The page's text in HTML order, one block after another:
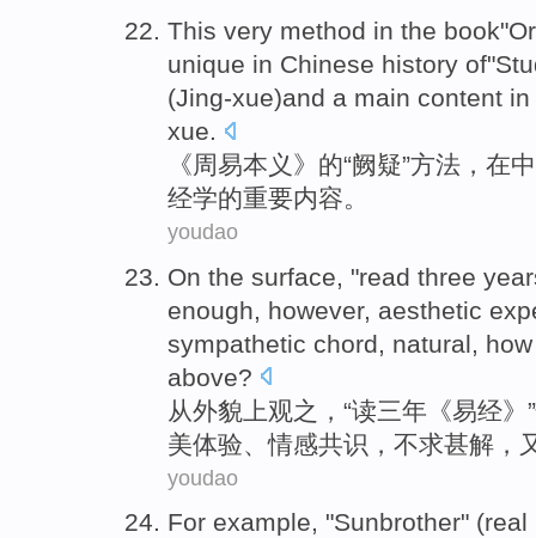
This very method in the
unique in Chinese history
(Jing-xue)and a main content in
xue.
《周易本义》 的“阙疑”方法 ， 在
经学的重要内容。
youdao
On the surface , "read three
enough
however, aesthetic
sympathetic chord , natural, how
above?
从外貌上观之 ，“读三年 《易经》
美体验 、情感共识， 不求甚解 ，
youdao
For example, "Sunbrother"